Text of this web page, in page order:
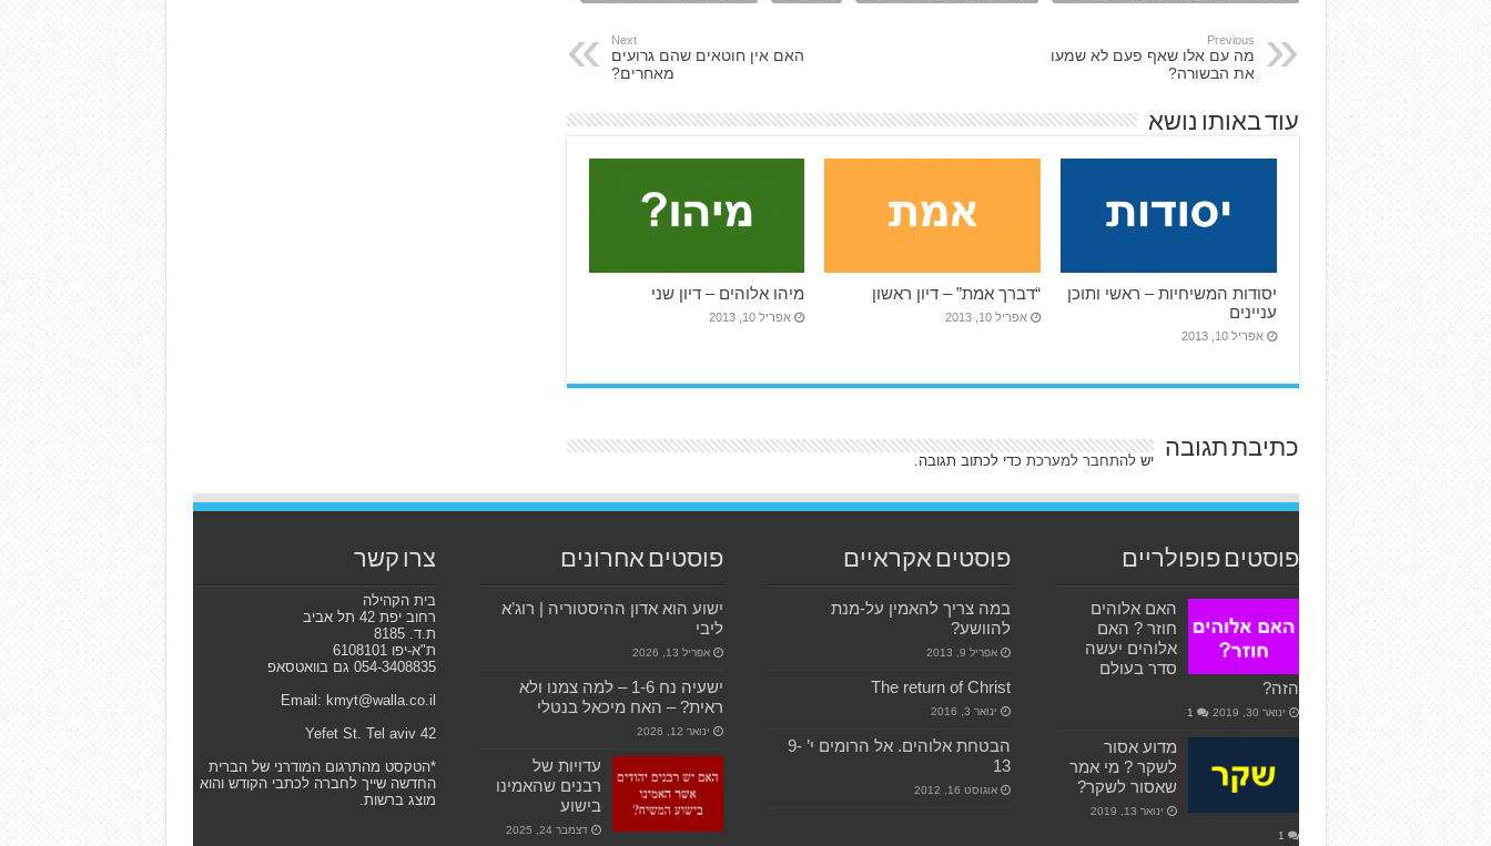
Previous
מה עם אלו שאף פעם לא שמעו
את הבשורה?
Next
האם אין חוטאים שהם גרועים
מאחרים?
עוד באותו נושא
יסודות המשיחיות – ראשי ותוכן
עניינים
אפריל 10, 2013
“דברך אמת” – דיון ראשון
אפריל 10, 2013
מיהו אלוהים – דיון שני
אפריל 10, 2013
כתיבת תגובה ישלהתחבר למערכת כדי לכתוב תגובה.
פוסטים פופולריים
האם אלוהים
חוזר ? האם
אלוהים יעשה
סדר בעולם
הזה?
ינואר 30, 2019 1
מדוע אסור
לשקר ? מי אמר
שאסור לשקר?
ינואר 13, 2019
1
פוסטים אקראיים
במה צריך להאמין על-מנת
להוושע?
אפריל 9, 2013
The return of Christ
ינואר 3, 2016
הבטחת אלוהים. אל הרומים י’ 9-
13
אוגוסט 16, 2012
פוסטים אחרונים
ישוע הוא אדון ההיסטוריה | רוג’א
ליבי
אפריל 13, 2026
ישעיה נח 1-6 – למה צמנו ולא
ראית? – האח מיכאל בנטלי
ינואר 12, 2026
עדויות של
רבנים שהאמינו
בישוע
דצמבר 24, 2025
צרו קשר
בית הקהילה
רחוב יפת 42 תל אביב
ת.ד. 8185
ת"א-יפו 6108101
054-3408835 גם בוואטסאפ
Email: kmyt@walla.co.il
42 Yefet St. Tel aviv
*הטקסט מהתרגום המודרני של הברית
החדשה שייך לחברה לכתבי הקודש והוא
מוצג ברשות.